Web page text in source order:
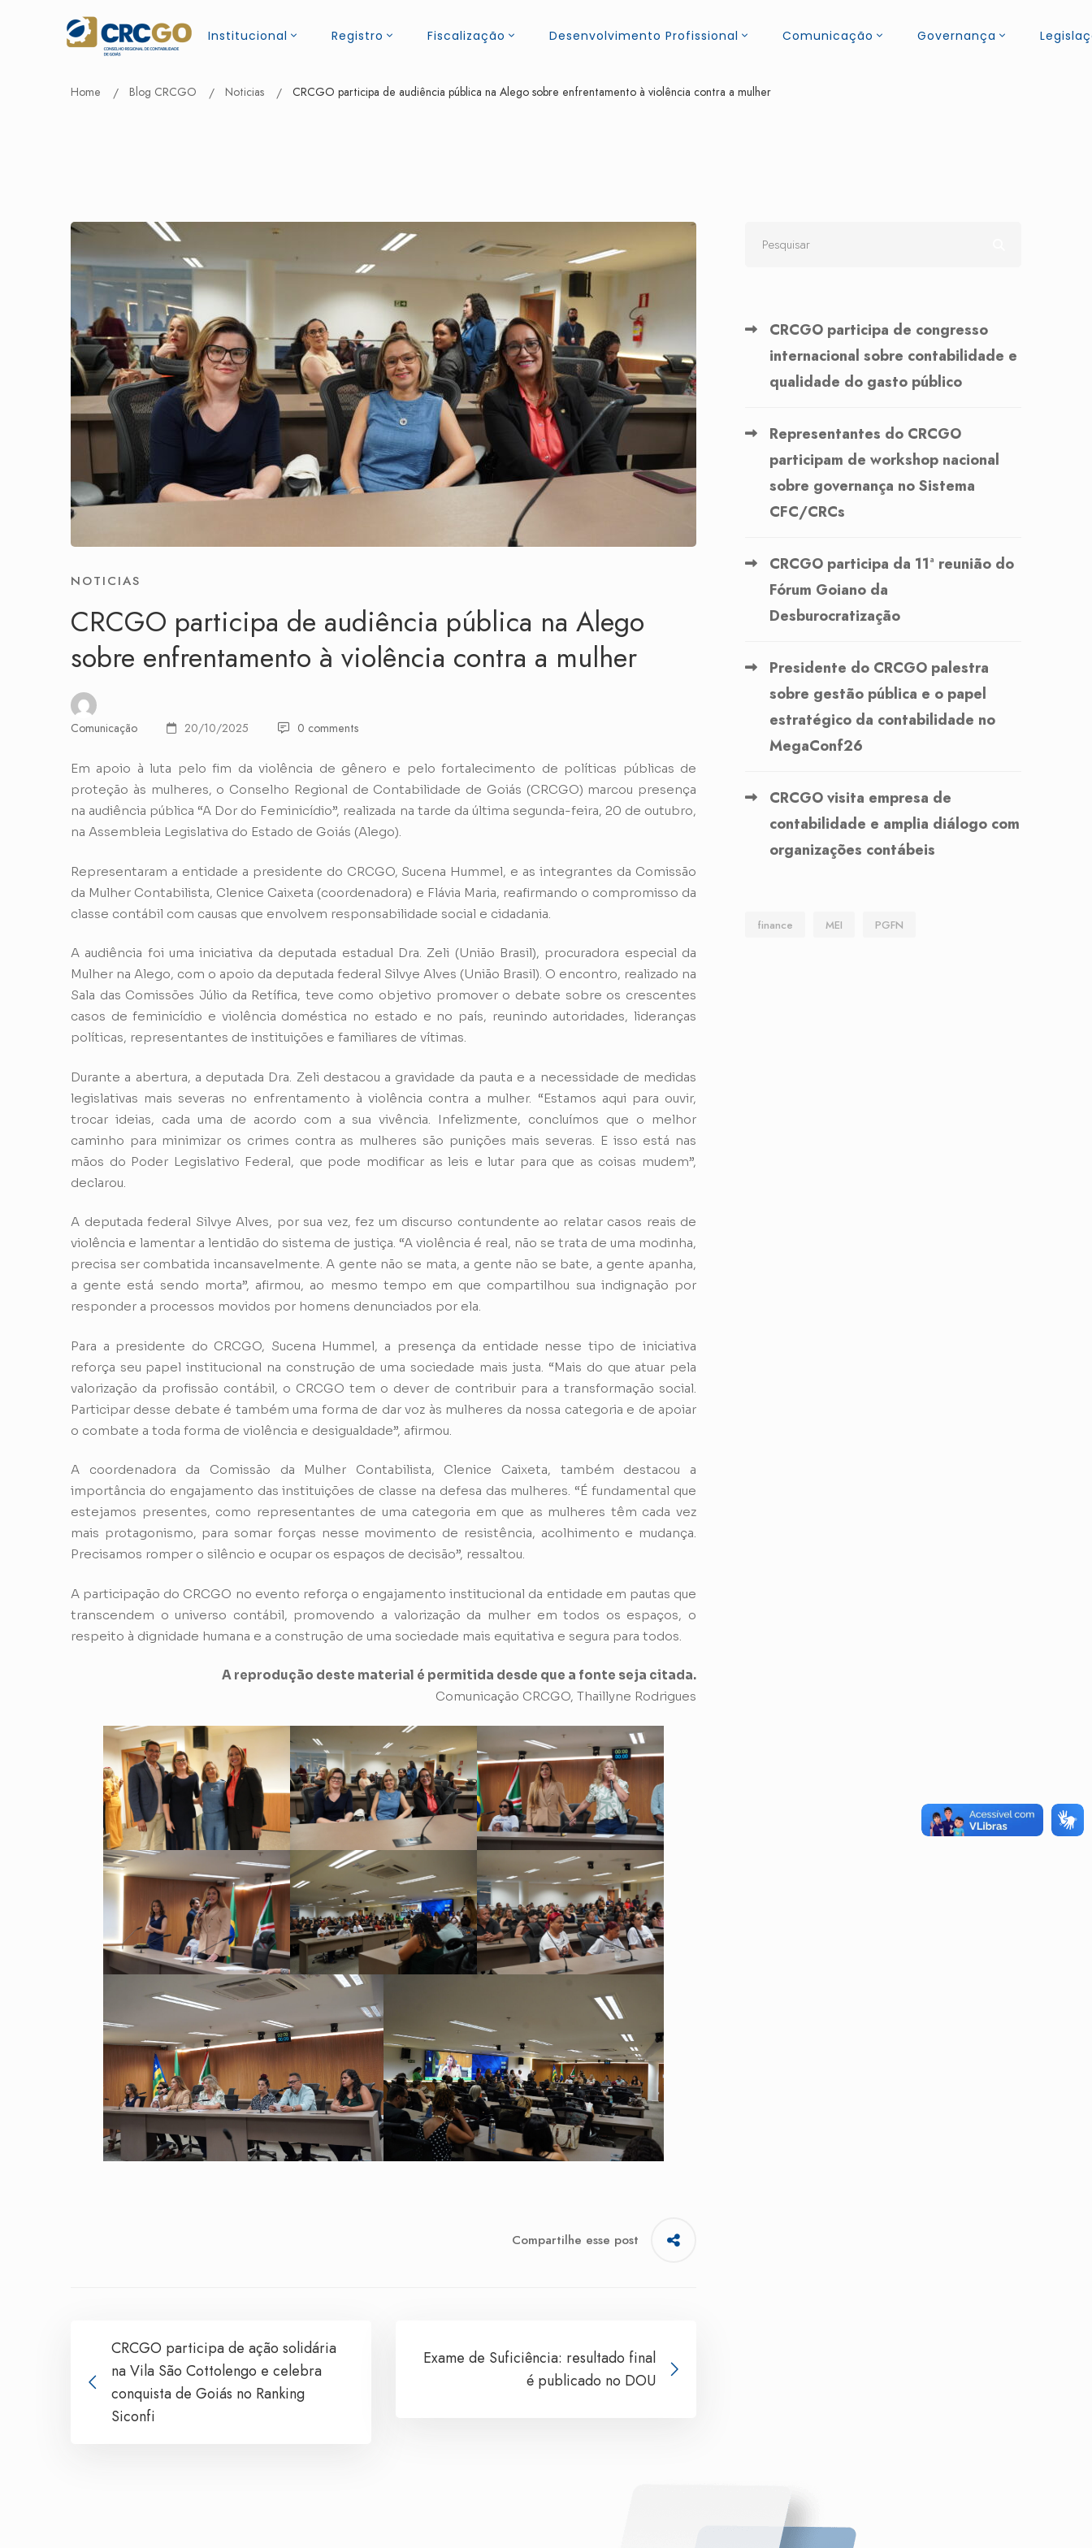
Institucional Registro Fiscalização Desenvolvimento Profissional Comunicação Governança
Home Blog CRCGO Noticias CRCGO participa de audiência pública na Alego sobre enfrentamento à violência contra a mulher
NOTICIAS
CRCGO participa de audiência pública na Alego
sobre enfrentamento à violência contra a mulher
Comunicação 20/10/2025 0 comments
Em apoio à luta pelo fim da violência de gênero e pelo fortalecimento de políticas públicas de
proteção às mulheres, o Conselho Regional de Contabilidade de Goiás (CRCGO) marcou presença
na audiência pública “A Dor do Feminicídio”, realizada na tarde da última segunda-feira, 20 de outubro,
na Assembleia Legislativa do Estado de Goiás (Alego).
Representaram a entidade a presidente do CRCGO, Sucena Hummel, e as integrantes da Comissão
da Mulher Contabilista, Clenice Caixeta (coordenadora) e Flávia Maria, reafirmando o compromisso da
classe contábil com causas que envolvem responsabilidade social e cidadania.
A audiência foi uma iniciativa da deputada estadual Dra. Zeli (União Brasil), procuradora especial da
Mulher na Alego, com o apoio da deputada federal Silvye Alves (União Brasil). O encontro, realizado na
Sala das Comissões Júlio da Retífica, teve como objetivo promover o debate sobre os crescentes
casos de feminicídio e violência doméstica no estado e no país, reunindo autoridades, lideranças
políticas, representantes de instituições e familiares de vítimas.
Durante a abertura, a deputada Dra. Zeli destacou a gravidade da pauta e a necessidade de medidas
legislativas mais severas no enfrentamento à violência contra a mulher. “Estamos aqui para ouvir,
trocar ideias, cada uma de acordo com a sua vivência. Infelizmente, concluímos que o melhor
caminho para minimizar os crimes contra as mulheres são punições mais severas. E isso está nas
mãos do Poder Legislativo Federal, que pode modificar as leis e lutar para que as coisas mudem”,
declarou.
A deputada federal Silvye Alves, por sua vez, fez um discurso contundente ao relatar casos reais de
violência e lamentar a lentidão do sistema de justiça. “A violência é real, não se trata de uma modinha,
precisa ser combatida incansavelmente. A gente não se mata, a gente não se bate, a gente apanha,
a gente está sendo morta”, afirmou, ao mesmo tempo em que compartilhou sua indignação por
responder a processos movidos por homens denunciados por ela.
Para a presidente do CRCGO, Sucena Hummel, a presença da entidade nesse tipo de iniciativa
reforça seu papel institucional na construção de uma sociedade mais justa. “Mais do que atuar pela
valorização da profissão contábil, o CRCGO tem o dever de contribuir para a transformação social.
Participar desse debate é também uma forma de dar voz às mulheres da nossa categoria e de apoiar
o combate a toda forma de violência e desigualdade”, afirmou.
A coordenadora da Comissão da Mulher Contabilista, Clenice Caixeta, também destacou a
importância do engajamento das instituições de classe na defesa das mulheres. “É fundamental que
estejamos presentes, como representantes de uma categoria em que as mulheres têm cada vez
mais protagonismo, para somar forças nesse movimento de resistência, acolhimento e mudança.
Precisamos romper o silêncio e ocupar os espaços de decisão”, ressaltou.
A participação do CRCGO no evento reforça o engajamento institucional da entidade em pautas que
transcendem o universo contábil, promovendo a valorização da mulher em todos os espaços, o
respeito à dignidade humana e a construção de uma sociedade mais equitativa e segura para todos.
A reprodução deste material é permitida desde que a fonte seja citada.
Comunicação CRCGO, Thaillyne Rodrigues
Compartilhe esse post
CRCGO participa de ação solidária
na Vila São Cottolengo e celebra
conquista de Goiás no Ranking
Siconfi
Exame de Suficiência: resultado final
é publicado no DOU
CRCGO participa de congresso
internacional sobre contabilidade e
qualidade do gasto público
Representantes do CRCGO
participam de workshop nacional
sobre governança no Sistema
CFC/CRCs
CRCGO participa da 11ª reunião do
Fórum Goiano da
Desburocratização
Presidente do CRCGO palestra
sobre gestão pública e o papel
estratégico da contabilidade no
MegaConf26
CRCGO visita empresa de
contabilidade e amplia diálogo com
organizações contábeis
finance MEI PGFN